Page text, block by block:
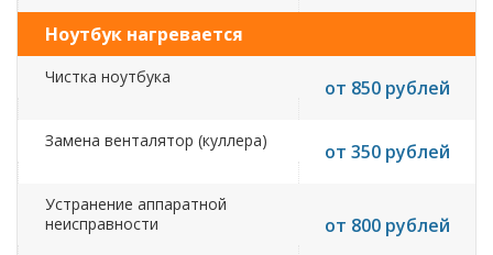
Ноутбук нагревается
Чистка ноутбука от 850 рублей
Замена венталятор (куллера) от 350 рублей
Устранение аппаратной
неисправности
от 800 рублей